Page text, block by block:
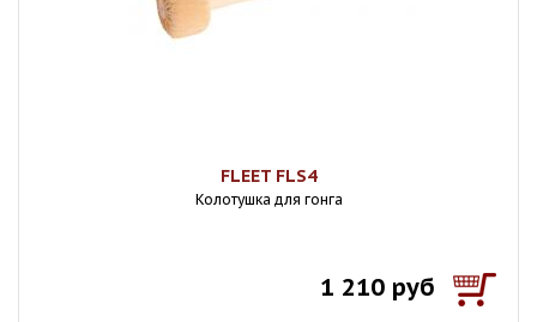
FLEET FLS4
Колотушка для гонга
1 210 руб